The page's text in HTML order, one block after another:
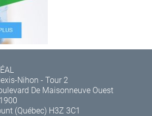
Nihon - Tour 2
De Maisonneuve Ouest
(Québec) H3Z 3C1